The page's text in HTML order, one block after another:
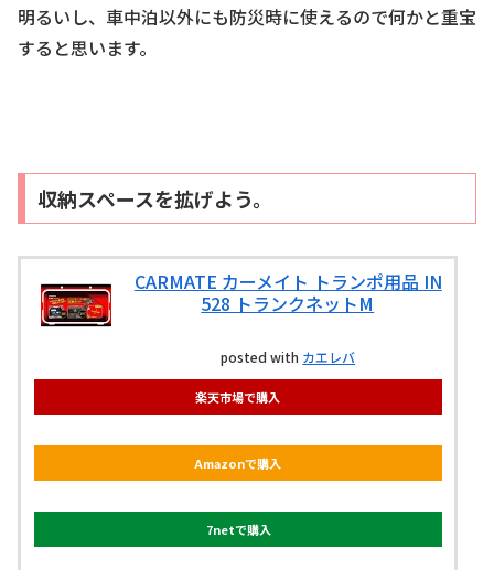
明るいし、車中泊以外にも防災時に使えるので何かと重宝
すると思います。
収納スペースを拡げよう。
CARMATE カーメイト トランポ用品 IN
528 トランクネットM
posted with カエレバ
楽天市場で購入
Amazonで購入
7netで購入